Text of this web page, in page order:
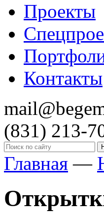
Проекты
Контакты
(831) 213-
Главная —